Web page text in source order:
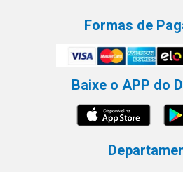
Formas de
Baixe o APP do